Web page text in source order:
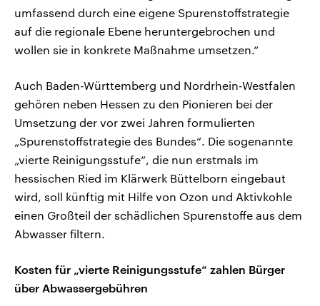
umfassend durch eine eigene Spurenstoffstrategie
auf die regionale Ebene heruntergebrochen und
wollen sie in konkrete Maßnahme umsetzen.“
Auch Baden-Württemberg und Nordrhein-Westfalen
gehören neben Hessen zu den Pionieren bei der
Umsetzung der vor zwei Jahren formulierten
„Spurenstoffstrategie des Bundes“. Die sogenannte
„vierte Reinigungsstufe“, die nun erstmals im
hessischen Ried im Klärwerk Büttelborn eingebaut
wird, soll künftig mit Hilfe von Ozon und Aktivkohle
einen Großteil der schädlichen Spurenstoffe aus dem
Abwasser filtern.
Kosten für „vierte Reinigungsstufe“ zahlen Bürger
über Abwassergebühren